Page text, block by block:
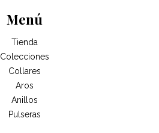
Menú
Tienda
Colecciones
Collares
Aros
Anillos
Pulseras